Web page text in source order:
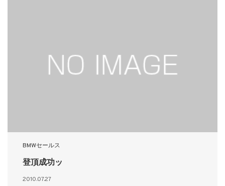
BMWセールス
登頂成功ッ
2010.07.27